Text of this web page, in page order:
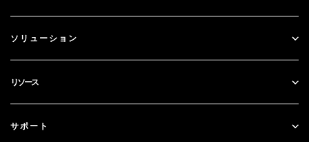
SecurID
ソリューション
多要素認証
リソース
サポート